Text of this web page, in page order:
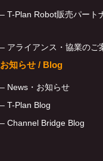
– T-Plan Robot販売パート
– アライアンス・協業のご
お知らせ / Blog
– News・お知らせ
– T-Plan Blog
– Channel Bridge Blog